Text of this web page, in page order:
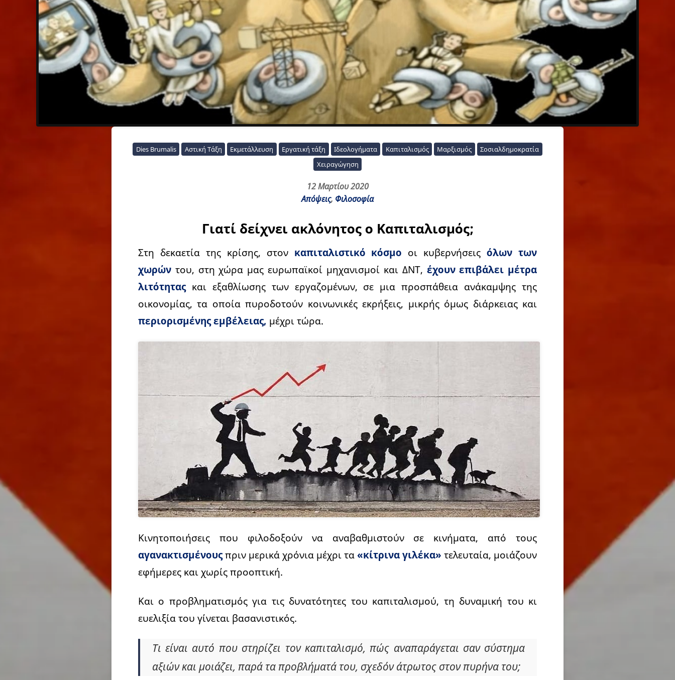
Dies Brumalis Αστική Τάξη Εκμετάλλευση Εργατική τάξη Ιδεολογήματα Καπιταλισμός Μαρξισμός
Σοσιαλδημοκρατία
Χειραγώγηση
12 Μαρτίου 2020
Απόψεις, Φιλοσοφία
Γιατί δείχνει ακλόνητος ο Καπιταλισμός;
Στη δεκαετία της κρίσης, στον καπιταλιστικό κόσμο οι κυβερνήσειςόλων των
χωρών του, στη χώρα μας ευρωπαϊκοί μηχανισμοί και ΔΝΤ, έχουν επιβάλει μέτρα
λιτότηταςκαι εξαθλίωσης των εργαζομένων, σε μια προσπάθεια ανάκαμψης της
οικονομίας, τα οποία πυροδοτούν κοινωνικές εκρήξεις, μικρής όμως διάρκειας και
περιορισμένης εμβέλειας, μέχρι τώρα.
Κινητοποιήσεις που φιλοδοξούν να αναβαθμιστούν σε κινήματα, από τους
αγανακτισμένουςπριν μερικά χρόνια μέχρι τα«κίτρινα γιλέκα» τελευταία, μοιάζουν
εφήμερες και χωρίς προοπτική.
Και ο προβληματισμός για τις δυνατότητες του καπιταλισμού, τη δυναμική του κι
ευελιξία του γίνεται βασανιστικός.
Τι είναι αυτό που στηρίζει τον καπιταλισμό, πώς αναπαράγεται σαν σύστημα
αξιών και μοιάζει, παρά τα προβλήματά του, σχεδόν άτρωτος στον πυρήνα του;